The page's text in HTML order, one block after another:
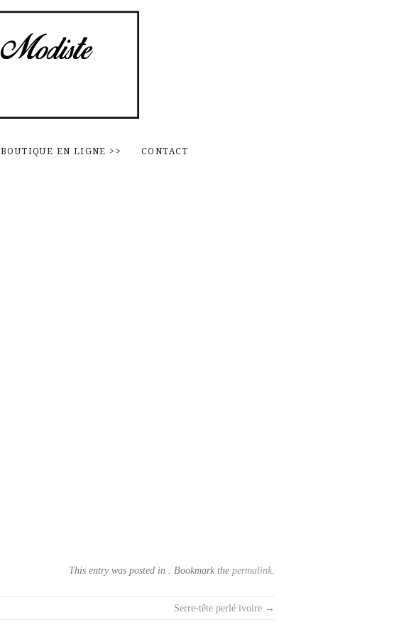
BOUTIQUE EN LIGNE >> CONTACT
This entry was posted in . Bookmark the permalink.
Serre-tête perlé ivoire →